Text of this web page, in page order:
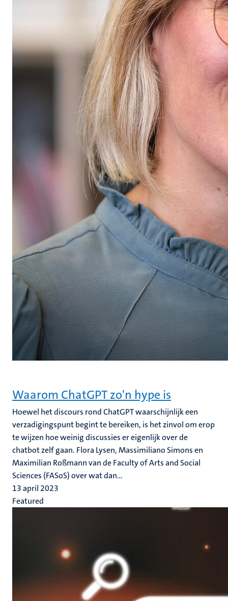
Waarom ChatGPT zo'n hype is
Hoewel het discours rond ChatGPT waarschijnlijk een
verzadigingspunt begint te bereiken, is het zinvol om erop
te wijzen hoe weinig discussies er eigenlijk over de
chatbot zelf gaan. Flora Lysen, Massimiliano Simons en
Maximilian Roßmann van de Faculty of Arts and Social
Sciences (FASoS) over wat dan...
13 april 2023
Featured